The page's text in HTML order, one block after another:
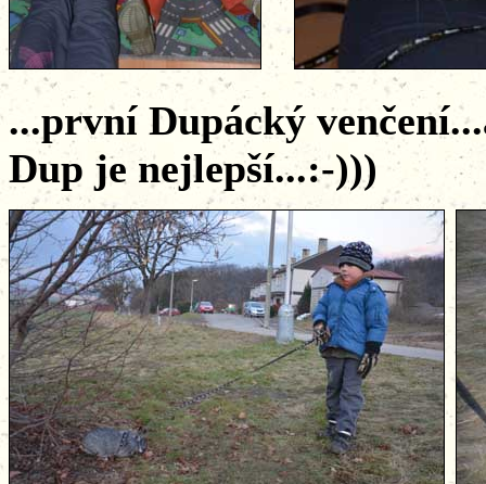
...první Dupácký
Dup je nejlepší...:-)))